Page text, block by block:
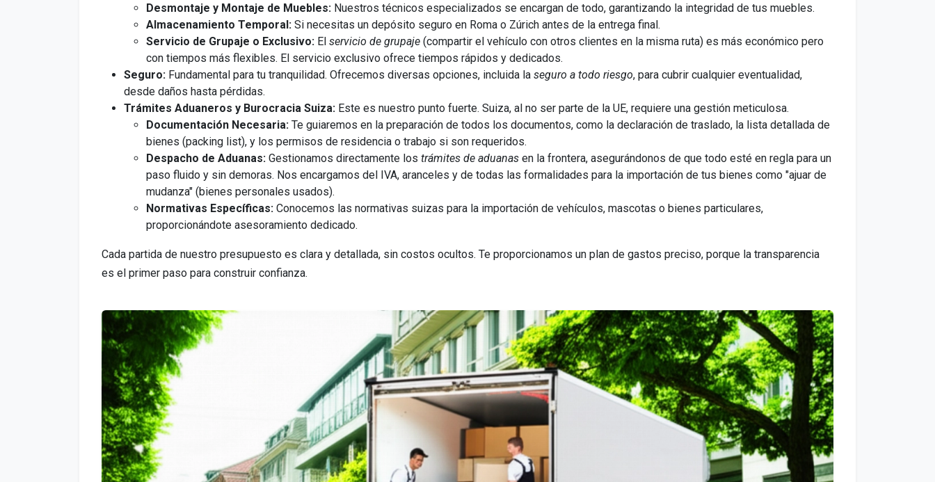
Desmontaje y Montaje de Muebles: Nuestros técnicos especializados se encargan de todo, garantizando la integridad de tus muebles.
Almacenamiento Temporal: Si necesitas un depósito seguro en Roma o Zúrich antes de la entrega final.
Servicio de Grupaje o Exclusivo: El servicio de grupaje (compartir el vehículo con otros clientes en la misma ruta) es más económico pero
con tiempos más flexibles. El servicio exclusivo ofrece tiempos rápidos y dedicados.
Seguro: Fundamental para tu tranquilidad. Ofrecemos diversas opciones, incluida la seguro a todo riesgo, para cubrir cualquier eventualidad,
desde daños hasta pérdidas.
Trámites Aduaneros y Burocracia Suiza: Este es nuestro punto fuerte. Suiza, al no ser parte de la UE, requiere una gestión meticulosa.
Documentación Necesaria: Te guiaremos en la preparación de todos los documentos, como la declaración de traslado, la lista detallada de
bienes (packing list), y los permisos de residencia o trabajo si son requeridos.
Despacho de Aduanas: Gestionamos directamente los trámites de aduanas en la frontera, asegurándonos de que todo esté en regla para un
paso fluido y sin demoras. Nos encargamos del IVA, aranceles y de todas las formalidades para la importación de tus bienes como "ajuar de
mudanza" (bienes personales usados).
Normativas Específicas: Conocemos las normativas suizas para la importación de vehículos, mascotas o bienes particulares,
proporcionándote asesoramiento dedicado.
Cada partida de nuestro presupuesto es clara y detallada, sin costos ocultos. Te proporcionamos un plan de gastos preciso, porque la transparencia
es el primer paso para construir confianza.